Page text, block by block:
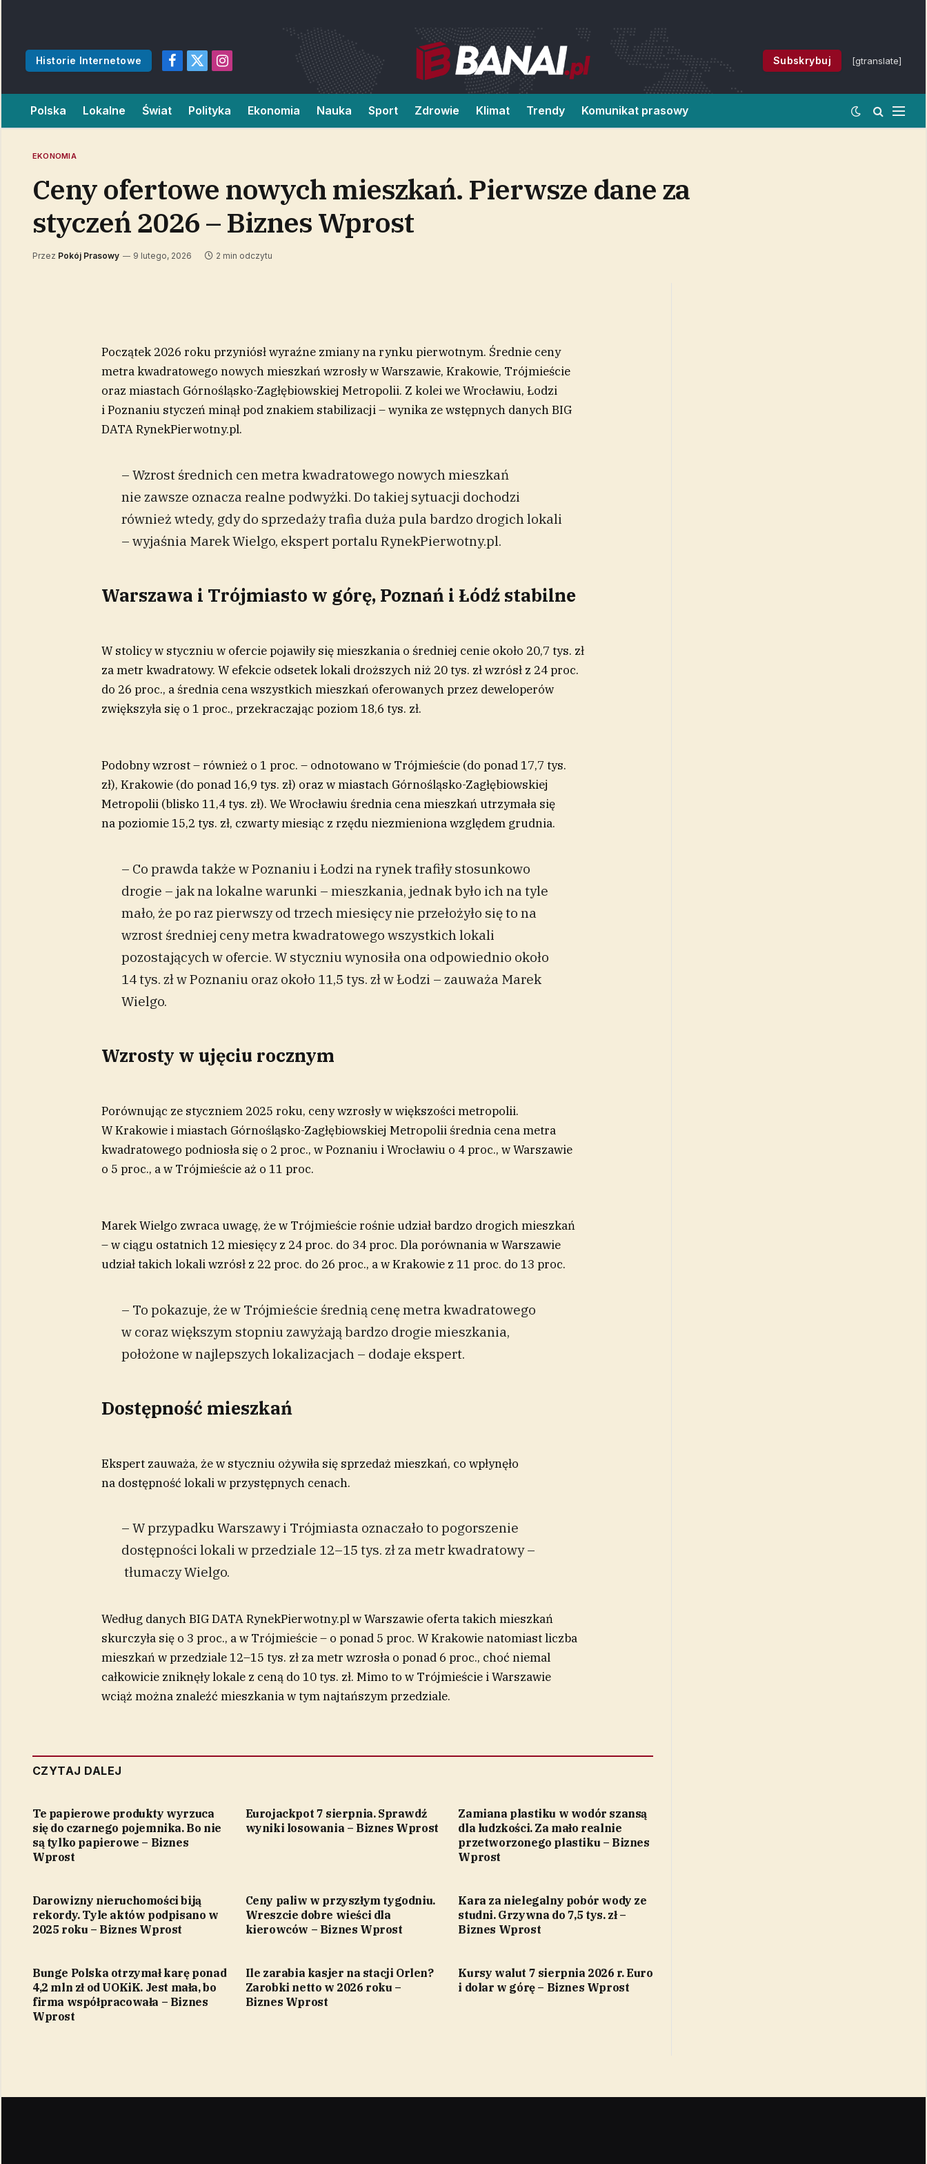
Historie Internetowe
Facebook
X
Instagram
Subskrybuj [gtranslate]
Polska Lokalne Świat Polityka Ekonomia Nauka Sport Zdrowie Klimat Trendy Komunikat prasowy
EKONOMIA
Ceny ofertowe nowych mieszkań. Pierwsze dane za
styczeń 2026 – Biznes Wprost
Przez Pokój Prasowy 9 lutego, 2026 2 min odczytu
Początek 2026 roku przyniósł wyraźne zmiany na rynku pierwotnym. Średnie ceny
metra kwadratowego nowych mieszkań wzrosły w Warszawie, Krakowie, Trójmieście
oraz miastach Górnośląsko-Zagłębiowskiej Metropolii. Z kolei we Wrocławiu, Łodzi
i Poznaniu styczeń minął pod znakiem stabilizacji – wynika ze wstępnych danych BIG
DATA RynekPierwotny.pl.
– Wzrost średnich cen metra kwadratowego nowych mieszkań
nie zawsze oznacza realne podwyżki. Do takiej sytuacji dochodzi
również wtedy, gdy do sprzedaży trafia duża pula bardzo drogich lokali
– wyjaśnia Marek Wielgo, ekspert portalu RynekPierwotny.pl.
Warszawa i Trójmiasto w górę, Poznań i Łódź stabilne
W stolicy w styczniu w ofercie pojawiły się mieszkania o średniej cenie około 20,7 tys. zł
za metr kwadratowy. W efekcie odsetek lokali droższych niż 20 tys. zł wzrósł z 24 proc.
do 26 proc., a średnia cena wszystkich mieszkań oferowanych przez deweloperów
zwiększyła się o 1 proc., przekraczając poziom 18,6 tys. zł.
Podobny wzrost – również o 1 proc. – odnotowano w Trójmieście (do ponad 17,7 tys.
zł), Krakowie (do ponad 16,9 tys. zł) oraz w miastach Górnośląsko-Zagłębiowskiej
Metropolii (blisko 11,4 tys. zł). We Wrocławiu średnia cena mieszkań utrzymała się
na poziomie 15,2 tys. zł, czwarty miesiąc z rzędu niezmieniona względem grudnia.
– Co prawda także w Poznaniu i Łodzi na rynek trafiły stosunkowo
drogie – jak na lokalne warunki – mieszkania, jednak było ich na tyle
mało, że po raz pierwszy od trzech miesięcy nie przełożyło się to na
wzrost średniej ceny metra kwadratowego wszystkich lokali
pozostających w ofercie. W styczniu wynosiła ona odpowiednio około
14 tys. zł w Poznaniu oraz około 11,5 tys. zł w Łodzi – zauważa Marek
Wielgo.
Wzrosty w ujęciu rocznym
Porównując ze styczniem 2025 roku, ceny wzrosły w większości metropolii.
W Krakowie i miastach Górnośląsko-Zagłębiowskiej Metropolii średnia cena metra
kwadratowego podniosła się o 2 proc., w Poznaniu i Wrocławiu o 4 proc., w Warszawie
o 5 proc., a w Trójmieście aż o 11 proc.
Marek Wielgo zwraca uwagę, że w Trójmieście rośnie udział bardzo drogich mieszkań
– w ciągu ostatnich 12 miesięcy z 24 proc. do 34 proc. Dla porównania w Warszawie
udział takich lokali wzrósł z 22 proc. do 26 proc., a w Krakowie z 11 proc. do 13 proc.
– To pokazuje, że w Trójmieście średnią cenę metra kwadratowego
w coraz większym stopniu zawyżają bardzo drogie mieszkania,
położone w najlepszych lokalizacjach – dodaje ekspert.
Dostępność mieszkań
Ekspert zauważa, że w styczniu ożywiła się sprzedaż mieszkań, co wpłynęło
na dostępność lokali w przystępnych cenach.
– W przypadku Warszawy i Trójmiasta oznaczało to pogorszenie
dostępności lokali w przedziale 12–15 tys. zł za metr kwadratowy –
tłumaczy Wielgo.
Według danych BIG DATA RynekPierwotny.pl w Warszawie oferta takich mieszkań
skurczyła się o 3 proc., a w Trójmieście – o ponad 5 proc. W Krakowie natomiast liczba
mieszkań w przedziale 12–15 tys. zł za metr wzrosła o ponad 6 proc., choć niemal
całkowicie zniknęły lokale z ceną do 10 tys. zł. Mimo to w Trójmieście i Warszawie
wciąż można znaleźć mieszkania w tym najtańszym przedziale.
CZYTAJ DALEJ
Te papierowe produkty wyrzuca
się do czarnego pojemnika. Bo nie
są tylko papierowe – Biznes
Wprost
Eurojackpot 7 sierpnia. Sprawdź
wyniki losowania – Biznes Wprost
Zamiana plastiku w wodór szansą
dla ludzkości. Za mało realnie
przetworzonego plastiku – Biznes
Wprost
Darowizny nieruchomości biją
rekordy. Tyle aktów podpisano w
2025 roku – Biznes Wprost
Ceny paliw w przyszłym tygodniu.
Wreszcie dobre wieści dla
kierowców – Biznes Wprost
Kara za nielegalny pobór wody ze
studni. Grzywna do 7,5 tys. zł –
Biznes Wprost
Bunge Polska otrzymał karę ponad
4,2 mln zł od UOKiK. Jest mała, bo
firma współpracowała – Biznes
Wprost
Ile zarabia kasjer na stacji Orlen?
Zarobki netto w 2026 roku –
Biznes Wprost
Kursy walut 7 sierpnia 2026 r. Euro
i dolar w górę – Biznes Wprost